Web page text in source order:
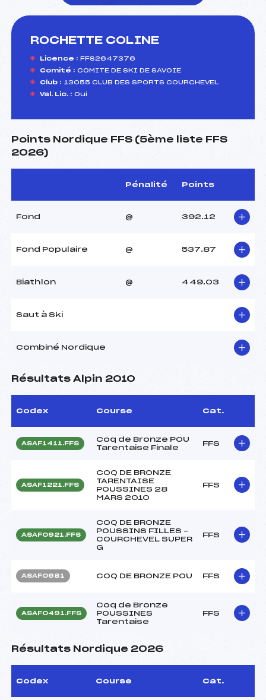
ROCHETTE COLINE
Licence : FFS2647376
Comité : COMITE DE SKI DE SAVOIE
Club : 13055 CLUB DES SPORTS COURCHEVEL
Val. Lic. : Oui
Points Nordique FFS (5ème liste FFS
2026)
Pénalité Points
Fond @ 392.12
Fond Populaire @ 537.87
Biathlon @ 449.03
Saut à Ski
Combiné Nordique
Résultats Alpin 2010
Codex Course Cat.
ASAF1411.FFS
Coq de Bronze POU
Tarentaise Finale
FFS
ASAF1221.FFS
COQ DE BRONZE
TARENTAISE
POUSSINES 28
MARS 2010
FFS
ASAF0921.FFS
COQ DE BRONZE
POUSSINS FILLES –
COURCHEVEL SUPER
G
FFS
ASAF0681 COQ DE BRONZE POU FFS
ASAF0491.FFS
Coq de Bronze
POUSSINES
Tarentaise
FFS
Résultats Nordique 2026
Codex Course Cat.